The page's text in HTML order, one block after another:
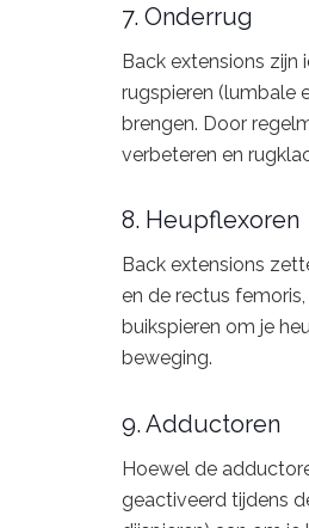
7. Onderrug
Back extensions zijn
rugspieren (lumbale
brengen. Door
verbeteren en
8. Heupflexoren
Back extensions
en de rectus
buikspieren om je
beweging.
9. Adductoren
Hoewel de
geactiveerd tijdens